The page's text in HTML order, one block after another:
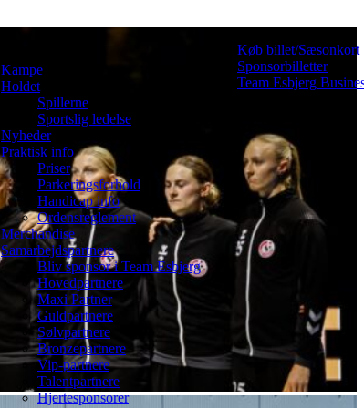
Køb billet/Sæsonkort
Sponsorbilletter
Team Esbjerg
Kampe
Holdet
Spillerne
Sportslig ledelse
Nyheder
Praktisk info
Priser
Parkeringsforhold
Handicap info
Ordensreglement
Merchandise
Samarbejdspartnere
Bliv sponsor i Team Esbjerg
Hovedpartnere
Maxi Partner
Guldpartnere
Sølvpartnere
Bronzepartnere
Vip-partnere
Talentpartnere
Hjertesponsorer